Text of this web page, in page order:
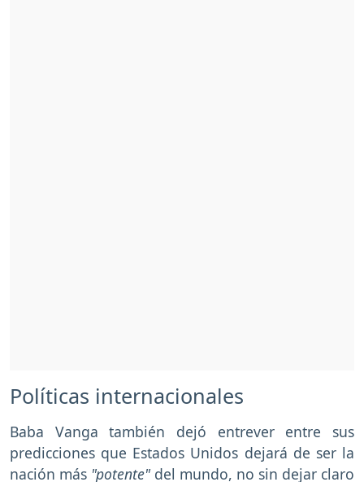
Políticas internacionales
Baba Vanga también dejó entrever entre sus
predicciones que Estados Unidos dejará de ser la
nación más "potente" del mundo, no sin dejar claro